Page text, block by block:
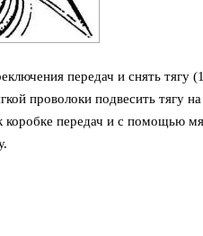
передач и снять тягу
проволоки подвесить тягу
коробке передач и с помощью